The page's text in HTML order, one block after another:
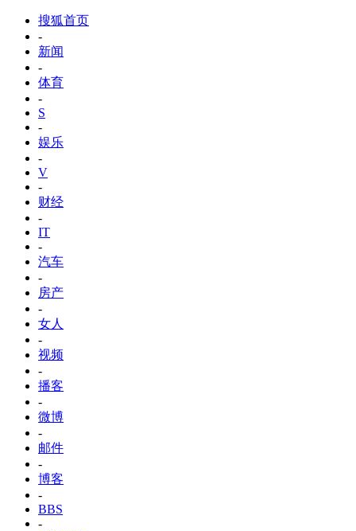
搜狐首页
-
新闻
-
体育
-
S
-
娱乐
-
V
-
财经
-
IT
-
汽车
-
房产
-
女人
-
视频
-
播客
-
微博
-
邮件
-
博客
-
BBS
-